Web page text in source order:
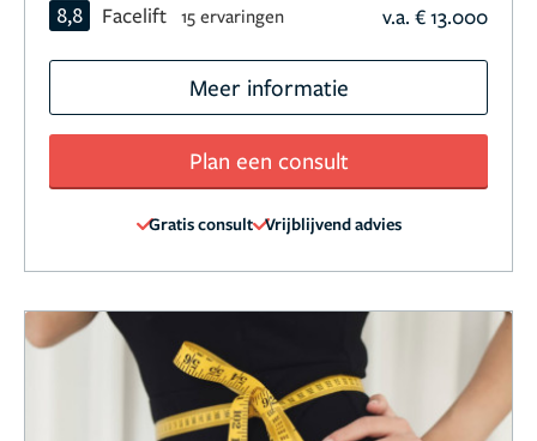
8,8 Facelift 15 ervaringen v.a. € 13.000
Meer informatie
Plan een consult
Gratis consult Vrijblijvend advies